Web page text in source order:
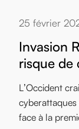
25 février
Invasion
risque de
L’Occident
face à la